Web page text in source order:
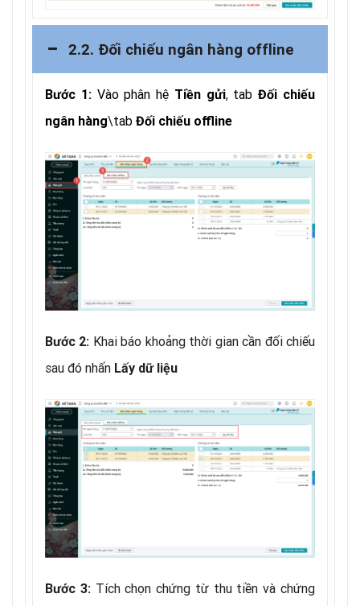
2.2. Đối chiếu ngân hàng offline
Bước 1:Vào phân hệ Tiền gửi, tab Đối chiếu
ngân hàng\tab Đối chiếu offline
Bước 2: Khai báo khoảng thời gian cần đối chiếu
sau đó nhấn Lấy dữ liệu
Bước 3:Tích chọn chứng từ thu tiền và chứng